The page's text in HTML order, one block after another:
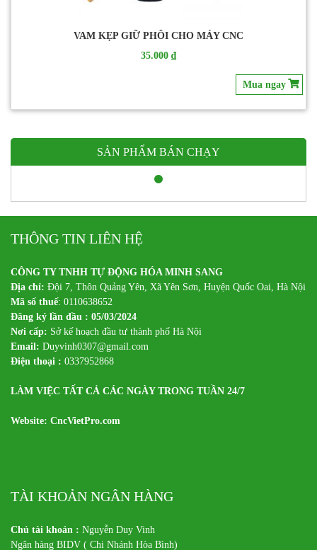
VAM KẸP GIỮ PHÔI CHO MÁY CNC
35.000 ₫
Mua ngay
SẢN PHẨM BÁN CHẠY
THÔNG TIN LIÊN HỆ
CÔNG TY TNHH TỰ ĐỘNG HÓA MINH SANG
Địa chỉ: Đội 7, Thôn Quảng Yên, Xã Yên Sơn, Huyện Quốc Oai, Hà Nội
Mã số thuế: 0110638652
Đăng ký lần đầu : 05/03/2024
Nơi cấp: Sở kế hoạch đầu tư thành phố Hà Nội
Email: Duyvinh0307@gmail.com
Điện thoại : 0337952868
LÀM VIỆC TẤT CẢ CÁC NGÀY TRONG TUẦN 24/7
Website: CncVietPro.com
TÀI KHOẢN NGÂN HÀNG
Chủ tài khoản : Nguyễn Duy Vinh
Ngân hàng BIDV ( Chi Nhánh Hòa Bình)